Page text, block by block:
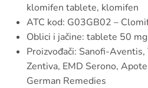
klomifen tablete, klomifen
ATC kod: G03GB02 –
Oblici i jačine: tablete 50 mg
Proizvođači: Sanofi-Aventis,
Zentiva, EMD Serono,
German Remedies